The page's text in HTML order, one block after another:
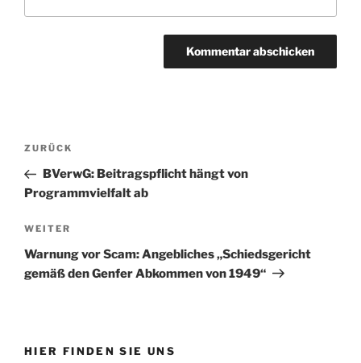
Beitragsnavigation
Vorheriger
Beitrag
ZURÜCK
BVerwG: Beitragspflicht hängt von
Programmvielfalt ab
Nächster
Beitrag
WEITER
Warnung vor Scam: Angebliches „Schiedsgericht
gemäß den Genfer Abkommen von 1949“
HIER FINDEN SIE UNS